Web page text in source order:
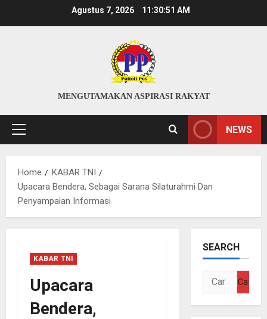
Agustus 7, 2026 11:30:51 AM
MENGUTAMAKAN ASPIRASI RAKYAT
Primary
NEWS
Home
KABAR TNI
Upacara Bendera, Sebagai Sarana Silaturahmi Dan
Penyampaian Informasi
KABAR TNI
Upacara
Bendera,
SEARCH
Cari
untuk: